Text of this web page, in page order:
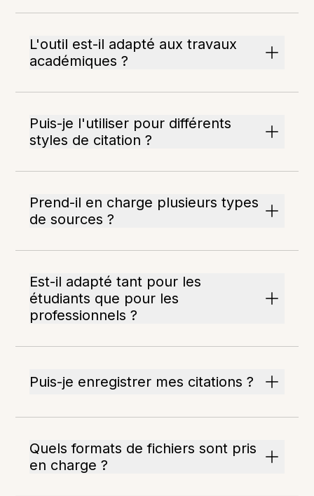
L'outil est-il adapté aux travaux
académiques ?
Puis-je l'utiliser pour différents
styles de citation ?
Prend-il en charge plusieurs types
de sources ?
Est-il adapté tant pour les
étudiants que pour les
professionnels ?
Puis-je enregistrer mes citations ?
Quels formats de fichiers sont pris
en charge ?